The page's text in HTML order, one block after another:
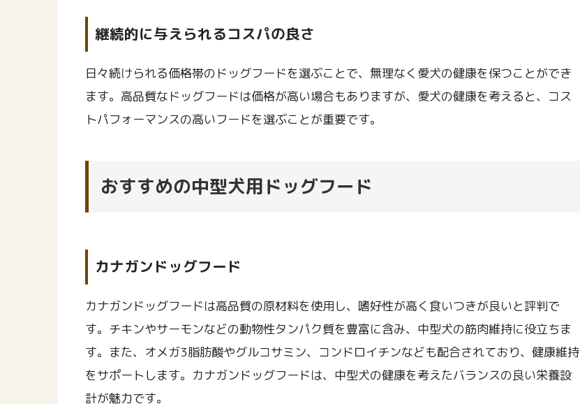
継続的に与えられるコスパの良さ
日々続けられる価格帯のドッグフードを選ぶことで、無理なく愛犬の健康を保つことができ
ます。高品質なドッグフードは価格が高い場合もありますが、愛犬の健康を考えると、コス
トパフォーマンスの高いフードを選ぶことが重要です。
おすすめの中型犬用ドッグフード
カナガンドッグフード
カナガンドッグフードは高品質の原材料を使用し、嗜好性が高く食いつきが良いと評判で
す。チキンやサーモンなどの動物性タンパク質を豊富に含み、中型犬の筋肉維持に役立ちま
す。また、オメガ3脂肪酸やグルコサミン、コンドロイチンなども配合されており、健康維持
をサポートします。カナガンドッグフードは、中型犬の健康を考えたバランスの良い栄養設
計が魅力です。